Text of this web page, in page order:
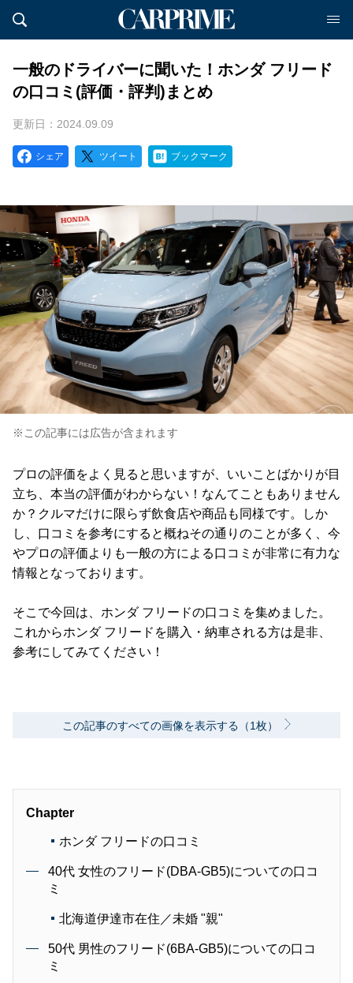
一般のドライバーに聞いた！ホンダ フリード
の口コミ(評価・評判)まとめ
更新日：2024.09.09
シェア ツイート ブックマーク
※この記事には広告が含まれます
プロの評価をよく見ると思いますが、いいことばかりが目
立ち、本当の評価がわからない！なんてこともありません
か？クルマだけに限らず飲食店や商品も同様です。しか
し、口コミを参考にすると概ねその通りのことが多く、今
やプロの評価よりも一般の方による口コミが非常に有力な
情報となっております。
そこで今回は、ホンダ フリードの口コミを集めました。
これからホンダ フリードを購入・納車される方は是非、
参考にしてみてください！
この記事のすべての画像を表示する（1枚）
Chapter
ホンダ フリードの口コミ
40代 女性のフリード(DBA-GB5)についての口コ
ミ
北海道伊達市在住／未婚 "親"
50代 男性のフリード(6BA-GB5)についての口コ
ミ